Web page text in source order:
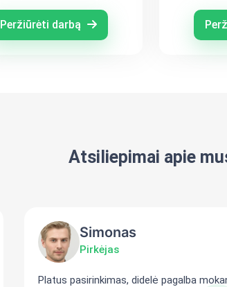
Peržiūrėti darbą
Atsiliepimai apie
Simonas
Pirkėjas
Platus pasirinkimas, didelė pagalba